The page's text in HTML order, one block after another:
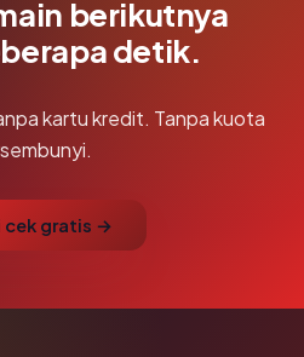
berikutnya
detik.
kartu kredit. Tanpa kuota
cek gratis →